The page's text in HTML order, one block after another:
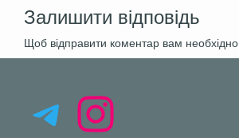
Залишити відповідь
Щоб відправити коментар вам необхідно
Telegram
Instagram